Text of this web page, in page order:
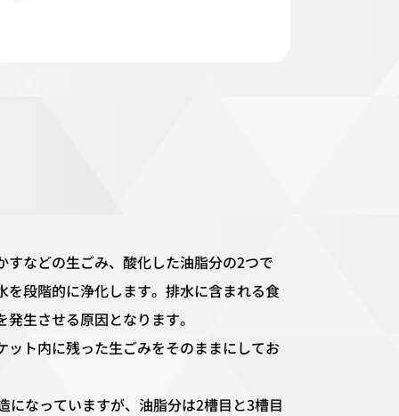
などの生ごみ、酸化した油脂分の2つで
段階的に浄化します。排水に含まれる食
生させる原因となります。
ト内に残った生ごみをそのままにしてお
なっていますが、油脂分は2槽目と3槽目